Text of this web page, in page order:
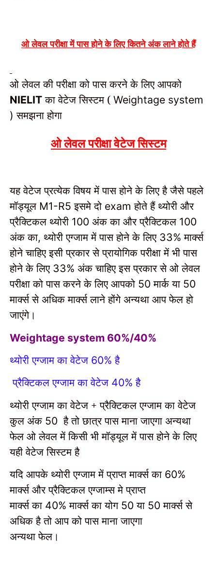
ओ लेवल परीक्षा में पास होने के लिए कितने अंक लाने होते हैं
ओ लेवल की परीक्षा को पास करने के लिए आपको
NIELIT का वेटेज सिस्टम ( Weightage system
)समझना होगा
ओ लेवल परीक्षा वेटेज सिस्टम
यह वेटेज प्रत्येक विषय में पास होने के लिए है जैसे पहले
मॉड्यूल M1-R5इसमे दो examहोते हैं थ्योरी और
प्रैक्टिकल थ्योरी 100 अंक का और प्रैक्टिकल 100
अंक का, थ्योरी एग्जाम में पास होने के लिए 33%मार्क्स
होने चाहिए इसी प्रकार से प्रायोगिक परीक्षा में भी पास
होने के लिए 33% अंक चाहिए इस प्रकार से ओ लेवल
परीक्षा को पास करने के लिए आपको 50मार्क या 50
मार्क्स से अधिक मार्क्स लाने होंगे अन्यथा आप फेल हो
जाएंगे।
Weightage system 60%/40%
थ्योरी एग्जाम का वेटेज 60%है
प्रैक्टिकल एग्जाम का वेटेज 40%है
थ्योरी एग्जाम का वेटेज + प्रैक्टिकल एग्जाम का वेटेज
कुल अंक 50है तो छात्र पास माना जाएगा अन्यथा
फेल ओ लेवल में किसी भी मॉड्यूल में पास होने के लिए
यही वेटेज सिस्टम है
यदि आपके थ्योरी एग्जाम में प्राप्त मार्क्स का 60%
मार्क्स और प्रैक्टिकल एग्जाम्स मे प्राप्त
मार्क्स का 40%मार्क्स का योग 50या 50मार्क्स से
अधिक है तो आप को पास माना जाएगा
अन्यथा फेल।